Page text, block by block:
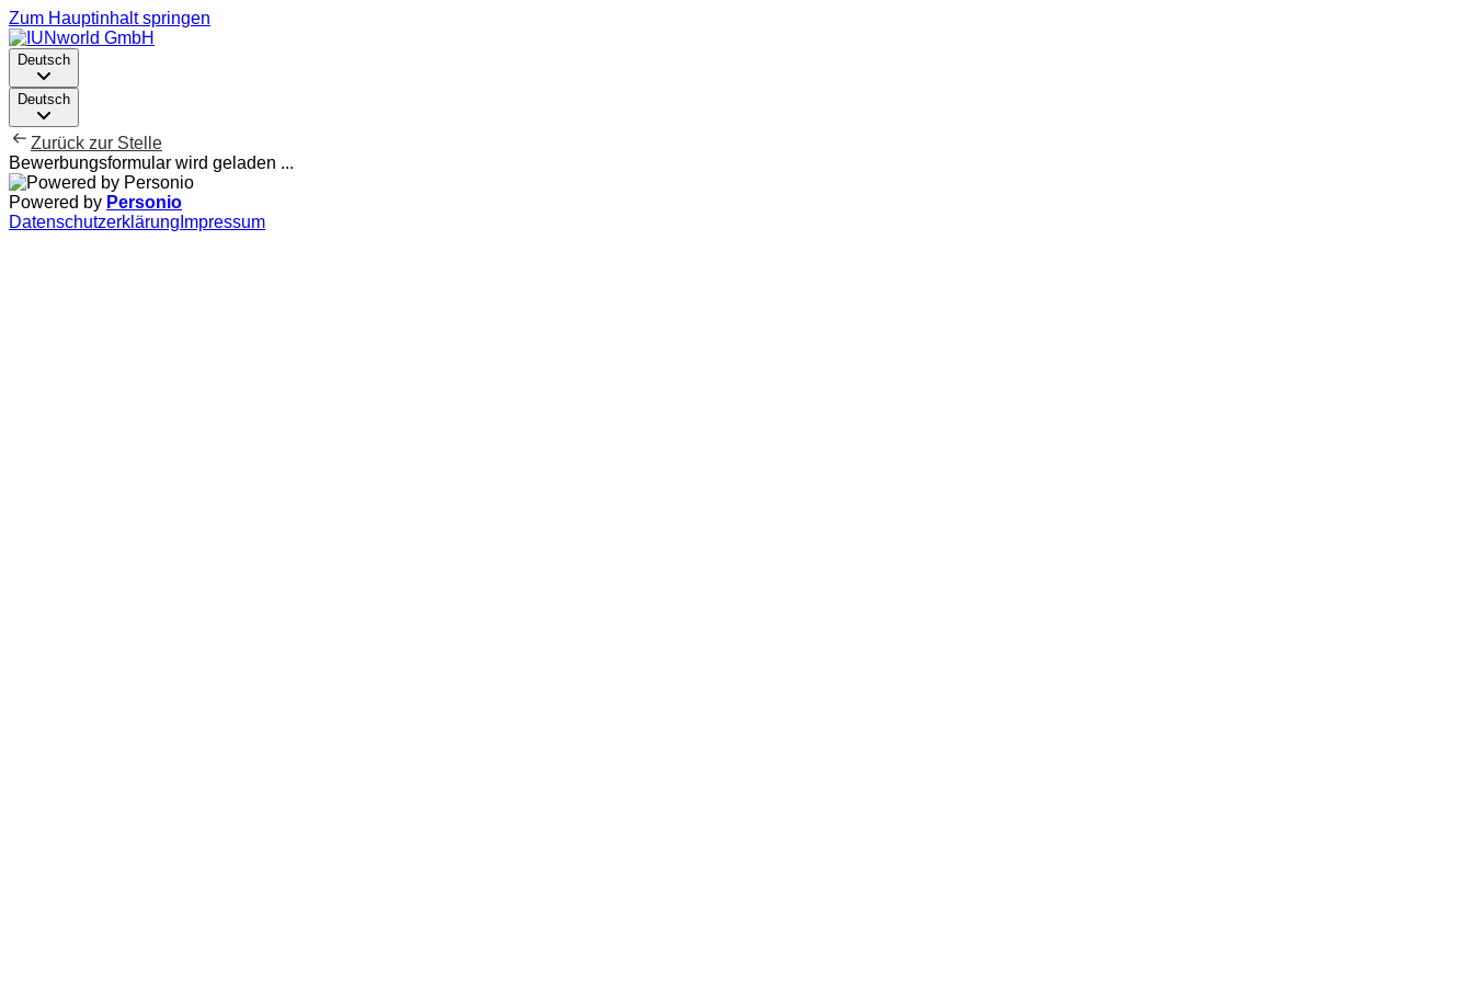
Zum Hauptinhalt springen
Deutsch
Deutsch
Zurück zur Stelle
Bewerbungsformular wird geladen ...
Powered by Personio
Datenschutzerklärung Impressum